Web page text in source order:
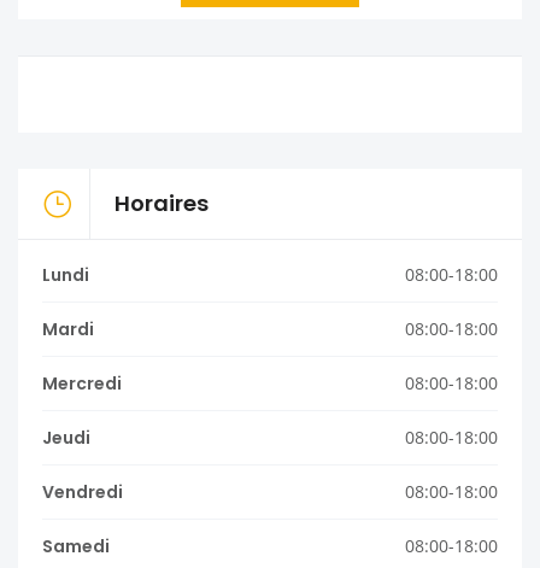
Horaires
Lundi 08:00-18:00
Mardi 08:00-18:00
Mercredi 08:00-18:00
Jeudi 08:00-18:00
Vendredi 08:00-18:00
Samedi 08:00-18:00